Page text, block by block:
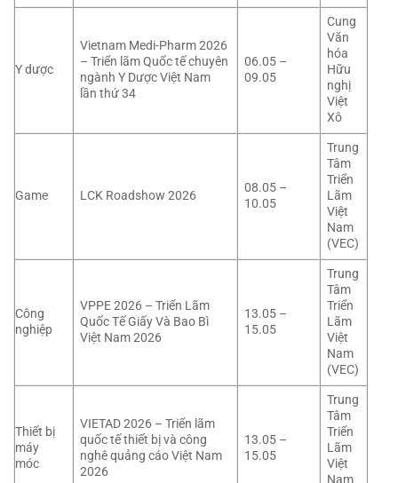
Y dược
Vietnam Medi-Pharm 2026
– Triển lãm Quốc tế chuyên
ngành Y Dược Việt Nam
lần thứ 34
06.05 –
09.05
Cung
Văn
hóa
Hữu
nghị
Việt
Xô
Game LCK Roadshow 2026
08.05 –
10.05
Trung
Tâm
Triển
Lãm
Việt
Nam
(VEC)
Công
nghiệp
VPPE 2026 – Triển Lãm
Quốc Tế Giấy Và Bao Bì
Việt Nam 2026
13.05 –
15.05
Trung
Tâm
Triển
Lãm
Việt
Nam
(VEC)
Thiết bị
máy
móc
VIETAD 2026 – Triển lãm
quốc tế thiết bị và công
nghê quảng cáo Việt Nam
2026
13.05 –
15.05
Trung
Tâm
Triển
Lãm
Việt
Nam